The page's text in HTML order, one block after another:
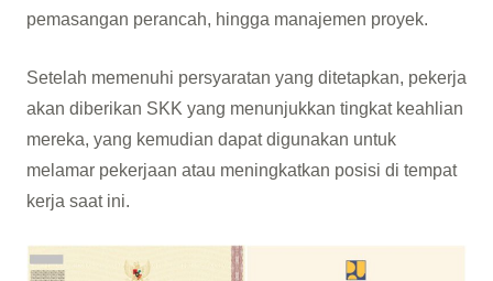
pemasangan perancah, hingga manajemen proyek.
Setelah memenuhi persyaratan yang ditetapkan, pekerja
akan diberikan SKK yang menunjukkan tingkat keahlian
mereka, yang kemudian dapat digunakan untuk
melamar pekerjaan atau meningkatkan posisi di tempat
kerja saat ini.